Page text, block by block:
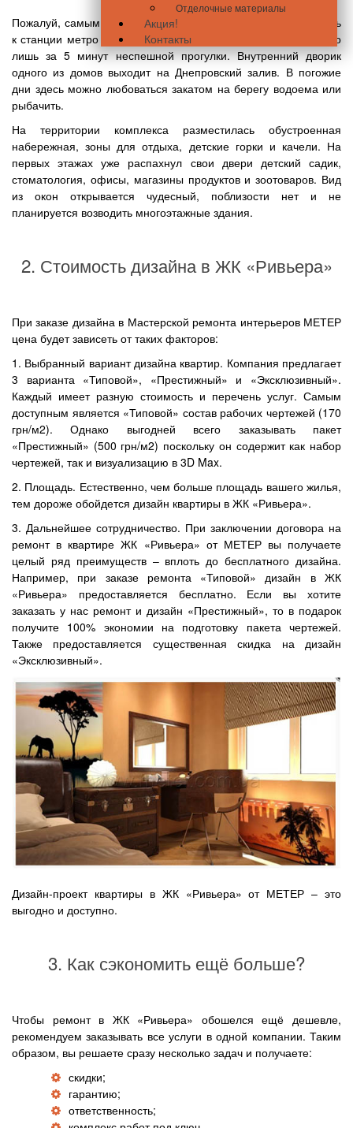
Отделочные материалы
Акция!
Контакты
Пожалуй, самым большим преимуществом является близость
к станции метро «Славутич» – добраться до нее можно всего
лишь за 5 минут неспешной прогулки. Внутренний дворик
одного из домов выходит на Днепровский залив. В погожие
дни здесь можно любоваться закатом на берегу водоема или
рыбачить.
На территории комплекса разместилась обустроенная
набережная, зоны для отдыха, детские горки и качели. На
первых этажах уже распахнул свои двери детский садик,
стоматология, офисы, магазины продуктов и зоотоваров. Вид
из окон открывается чудесный, поблизости нет и не
планируется возводить многоэтажные здания.
2. Стоимость дизайна в ЖК «Ривьера»
При заказе дизайна в Мастерской ремонта интерьеров МЕТЕР
цена будет зависеть от таких факторов:
1. Выбранный вариант дизайна квартир. Компания предлагает
3 варианта «Типовой», «Престижный» и «Эксклюзивный».
Каждый имеет разную стоимость и перечень услуг. Самым
доступным является «Типовой» состав рабочих чертежей (170
грн/м2). Однако выгодней всего заказывать пакет
«Престижный» (500 грн/м2) поскольку он содержит как набор
чертежей, так и визуализацию в 3D Max.
2. Площадь. Естественно, чем больше площадь вашего жилья,
тем дороже обойдется дизайн квартиры в ЖК «Ривьера».
3. Дальнейшее сотрудничество. При заключении договора на
ремонт в квартире ЖК «Ривьера» от МЕТЕР вы получаете
целый ряд преимуществ – вплоть до бесплатного дизайна.
Например, при заказе ремонта «Типовой» дизайн в ЖК
«Ривьера» предоставляется бесплатно. Если вы хотите
заказать у нас ремонт и дизайн «Престижный», то в подарок
получите 100% экономии на подготовку пакета чертежей.
Также предоставляется существенная скидка на дизайн
«Эксклюзивный».
Дизайн-проект квартиры в ЖК «Ривьера» от МЕТЕР – это
выгодно и доступно.
3. Как сэкономить ещё больше?
Чтобы ремонт в ЖК «Ривьера» обошелся ещё дешевле,
рекомендуем заказывать все услуги в одной компании. Таким
образом, вы решаете сразу несколько задач и получаете:
скидки;
гарантию;
ответственность;